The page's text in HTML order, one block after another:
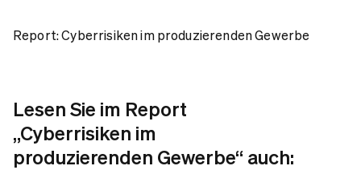
Report: Cyberrisiken im produzierenden Gewerbe
Lesen Sie im Report
„Cyberrisiken im
produzierenden Gewerbe“ auch: